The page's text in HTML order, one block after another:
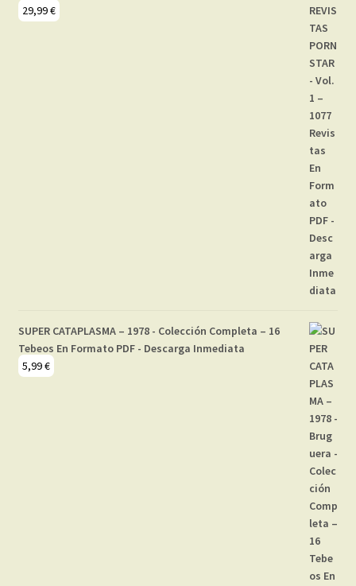
29,99€
SUPER CATAPLASMA – 1978 - Colección Completa – 16
Tebeos En Formato PDF - Descarga Inmediata
5,99€